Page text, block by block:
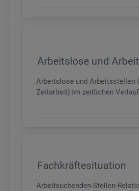
Arbeitslose und
Arbeitslose und Arbeitsstellen
Zeitarbeit) im zeitlichen Verlauf
Fachkräftesituation
Arbeitsuchenden-Stellen-